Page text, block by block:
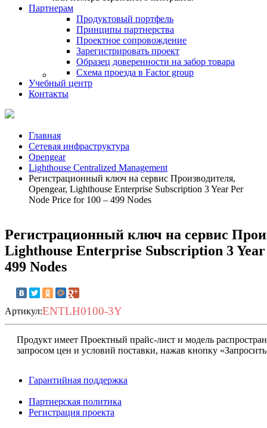
Партнерам
Продуктовый портфель
Принципы партнерства
Проектное сопровождение
Зарегистрировать проект
Образец доверенности на забор товара
Схема проезда в Factor group
Учебный центр
Контакты
Главная
Сетевая инфраструктура
Opengear
Lighthouse Centralized Management
Регистрационный ключ на сервис Производителя,
Opengear, Lighthouse Enterprise Subscription 3 Year Per
Node Price for 100 – 499 Nodes
Регистрационный ключ на сервис
Lighthouse Enterprise Subscription 3
499 Nodes
Артикул:ENTLH0100-3Y
Продукт имеет Проектный прайс-лист и модель
запросом цен и условий поставки, нажав кнопку
Гарантийная поддержка
Партнерская политика
Регистрация проекта